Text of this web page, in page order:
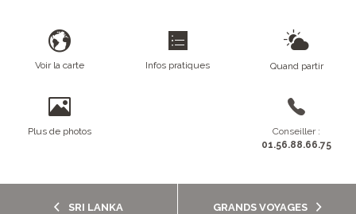
Voir la carte Infos pratiques Quand partir
Plus de photos
Conseiller :
01.56.88.66.75
SRI LANKA GRANDS VOYAGES